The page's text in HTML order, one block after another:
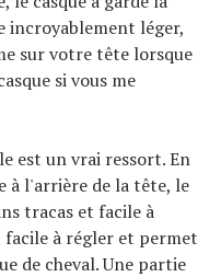
incroyablement léger,
sur votre tête lorsque
si vous me
est un vrai ressort. En
à l'arrière de la tête, le
tracas et facile à
à régler et permet
de cheval. Une partie